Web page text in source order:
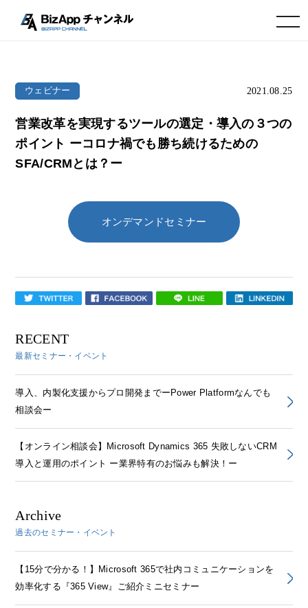
toggle navigation
ウェビナー 2021.08.25
営業改革を実現するツールの選定・導入の３つの
ポイント ーコロナ禍でも勝ち続けるための
SFA/CRMとは？ー
オンデマンドセミナー
RECENT
最新セミナー・イベント
導入、内製化支援からプロ開発までーPower Platformなんでも
相談会ー
【オンライン相談会】Microsoft Dynamics 365 失敗しないCRM
導入と運用のポイント ー業界特有のお悩みも解決！ー
Archive
過去のセミナー・イベント
【15分で分かる！】Microsoft 365で社内コミュニケーションを
効率化する『365 View』ご紹介ミニセミナー